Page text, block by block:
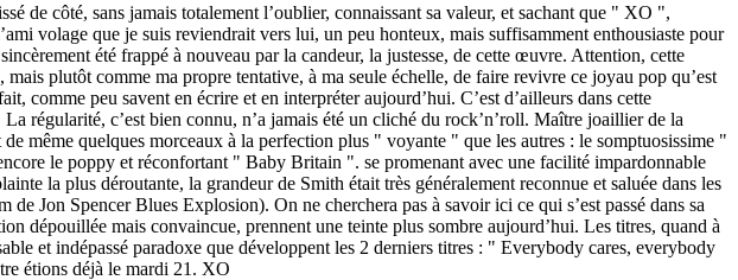
de côté, sans jamais totalement l’oublier, connaissant sa valeur, et sachant que " XO ",
volage que je suis reviendrait vers lui, un peu honteux, mais suffisamment enthousiaste pour
été frappé à nouveau par la candeur, la justesse, de cette œuvre. Attention, cette
plutôt comme ma propre tentative, à ma seule échelle, de faire revivre ce joyau pop qu’est
peu savent en écrire et en interpréter aujourd’hui. C’est d’ailleurs dans cette
régularité, c’est bien connu, n’a jamais été un cliché du rock’n’roll. Maître joaillier de la
même quelques morceaux à la perfection plus " voyante " que les autres : le somptuosissime "
le poppy et réconfortant " Baby Britain ". se promenant avec une facilité impardonnable
la plus déroutante, la grandeur de Smith était très généralement reconnue et saluée dans les
Jon Spencer Blues Explosion). On ne cherchera pas à savoir ici ce qui s’est passé dans sa
dépouillée mais convaincue, prennent une teinte plus sombre aujourd’hui. Les titres, quand à
et indépassé paradoxe que développent les 2 derniers titres : " Everybody cares, everybody
étions déjà le mardi 21. XO